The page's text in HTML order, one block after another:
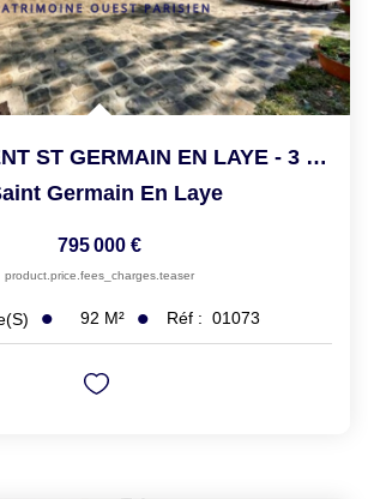
APPARTEMENT ST GERMAIN EN LAYE - 3 Pièce(s) - 92.25 M2
Germain En Laye
795 000 €
product.price.fees_charges.teaser
92 M² Réf : 01073